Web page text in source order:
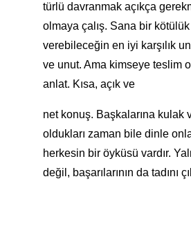
türlü davranmak açıkça
olmaya çalış. Sana bir kötülük
verebileceğin en iyi karşılık
ve unut. Ama kimseye teslim
anlat. Kısa, açık ve
net konuş. Başkalarına kulak
oldukları zaman bile dinle
herkesin bir öyküsü vardır.
değil, başarılarının da tadını